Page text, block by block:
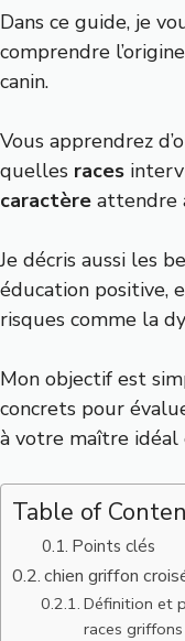
Dans ce guide, je
comprendre
canin.
Vous apprendrez
quelles races
caractère attendre
Je décris aussi les
éducation positive,
risques comme la
Mon objectif est
concrets pour
à votre maître
Table of
Points clés
chien griffon
Définition et
races griffons